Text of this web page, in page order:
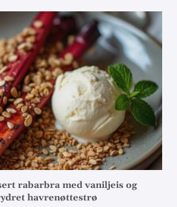
rabarbra med vaniljeis og
havrenøttestrø